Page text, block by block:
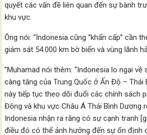
quyết các vấn đề liên quan đến sự bành
khu vực.
Ông nói: “Indonesia cũng “khẩn cấp” cần
giám sát 54.000 km bờ biển và vùng lãnh
”Muhamad nói thêm: “Indonesia lo ngại
càng tăng của Trung Quốc ở Ấn Độ – Thái
này tiếp tục theo dõi đuổi các chính sách
Đông và khu vực Châu Á Thái Bình Dương
Indonesia nhận ra rằng có sự cạnh tranh
điều đó có thể ảnh hưởng đến sự ổn định